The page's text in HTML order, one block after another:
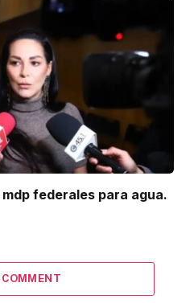
mdp federales para agua.
COMMENT